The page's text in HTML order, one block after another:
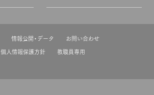
情報公開・データ
お問い合わせ
個人情報保護方針
教職員専用